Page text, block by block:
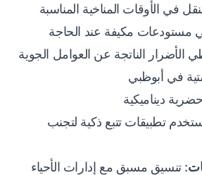
في الأوقات المناخية المناسبة
مكيفة عند الحاجة
الناتجة عن العوامل الجوية
في أبوظبي
ديناميكية
تطبيقات تتبع ذكية لتجنب
: تنسيق مسبق مع إدارات الأحياء